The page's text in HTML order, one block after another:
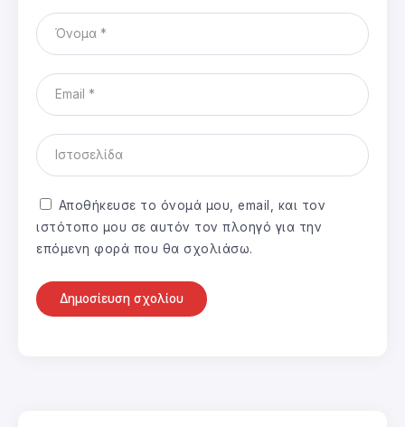
Αποθήκευσε το όνομά μου, email, και τον
ιστότοπο μου σε αυτόν τον πλοηγό για την
επόμενη φορά που θα σχολιάσω.